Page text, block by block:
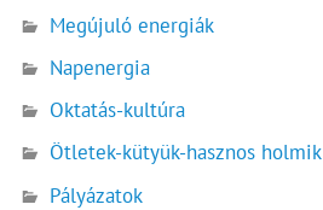
Megújuló energiák
Napenergia
Oktatás-kultúra
Ötletek-kütyük-hasznos holmik
Pályázatok